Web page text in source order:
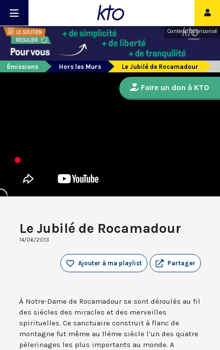
Contenu sponsorisé
Émissions Hors les Murs Le Jubilé de Rocamadour
Le Jubilé de Rocamadour
14/06/2013
Partager
Ajouter à ma playlist
À Notre-Dame de Rocamadour se sont déroulés au fil
des siècles des miracles et des merveilles
spirituelles. Ce sanctuaire construit à flanc de
montagne fut même au 11ème siècle l’un des quatre
pèlerinages les plus importants au monde. A
Faire un don à KTO